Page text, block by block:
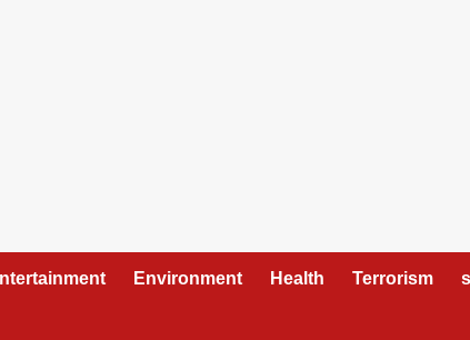
Environment Health Terrorism